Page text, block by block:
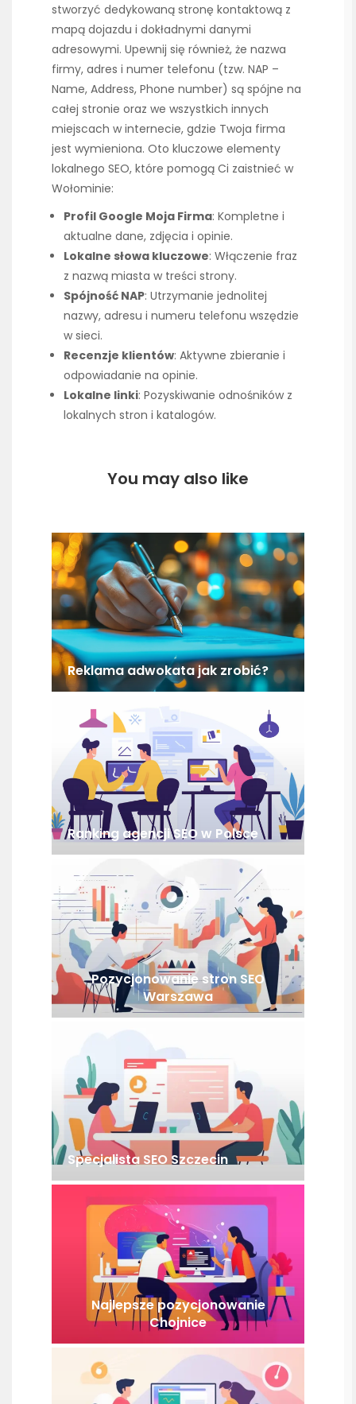
stworzyć dedykowaną stronę kontaktową z
mapą dojazdu i dokładnymi danymi
adresowymi. Upewnij się również, że nazwa
firmy, adres i numer telefonu (tzw. NAP –
Name, Address, Phone number) są spójne na
całej stronie oraz we wszystkich innych
miejscach w internecie, gdzie Twoja firma
jest wymieniona. Oto kluczowe elementy
lokalnego SEO, które pomogą Ci zaistnieć w
Wołominie:
Profil Google Moja Firma: Kompletne i
aktualne dane, zdjęcia i opinie.
Lokalne słowa kluczowe: Włączenie fraz
z nazwą miasta w treści strony.
Spójność NAP: Utrzymanie jednolitej
nazwy, adresu i numeru telefonu wszędzie
w sieci.
Recenzje klientów: Aktywne zbieranie i
odpowiadanie na opinie.
Lokalne linki: Pozyskiwanie odnośników z
lokalnych stron i katalogów.
You may also like
Reklama adwokata jak zrobić?
Ranking agencji SEO w Polsce
Pozycjonowanie stron SEO
Warszawa
Specjalista SEO Szczecin
Najlepsze pozycjonowanie
Chojnice